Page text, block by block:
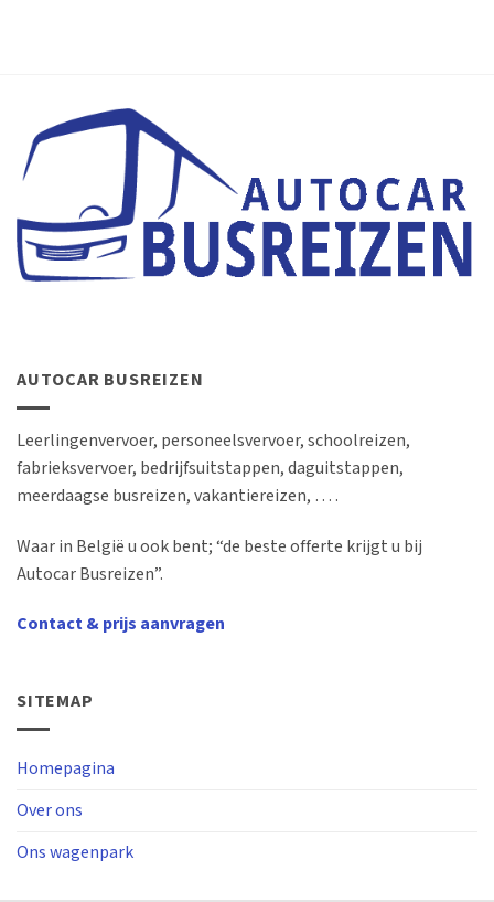
AUTOCAR BUSREIZEN
Leerlingenvervoer, personeelsvervoer, schoolreizen,
fabrieksvervoer, bedrijfsuitstappen, daguitstappen,
meerdaagse busreizen, vakantiereizen, … .
Waar in België u ook bent; “de beste offerte krijgt u bij
Autocar Busreizen”.
Contact & prijs aanvragen
SITEMAP
Homepagina
Over ons
Ons wagenpark